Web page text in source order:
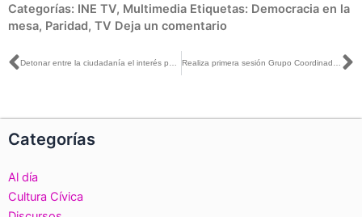
Categorías: INE TV, Multimedia Etiquetas: Democracia en la
mesa, Paridad, TV Deja un comentario
Ant
Categorías
Al día
Cultura Cívica